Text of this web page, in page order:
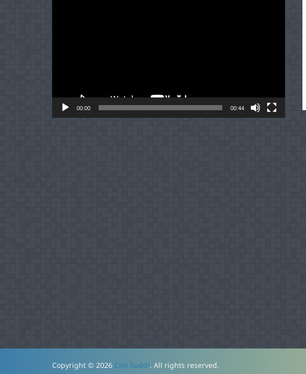
00:00 00:44
Copyright © 2026 Cini Suddi. All rights reserved.